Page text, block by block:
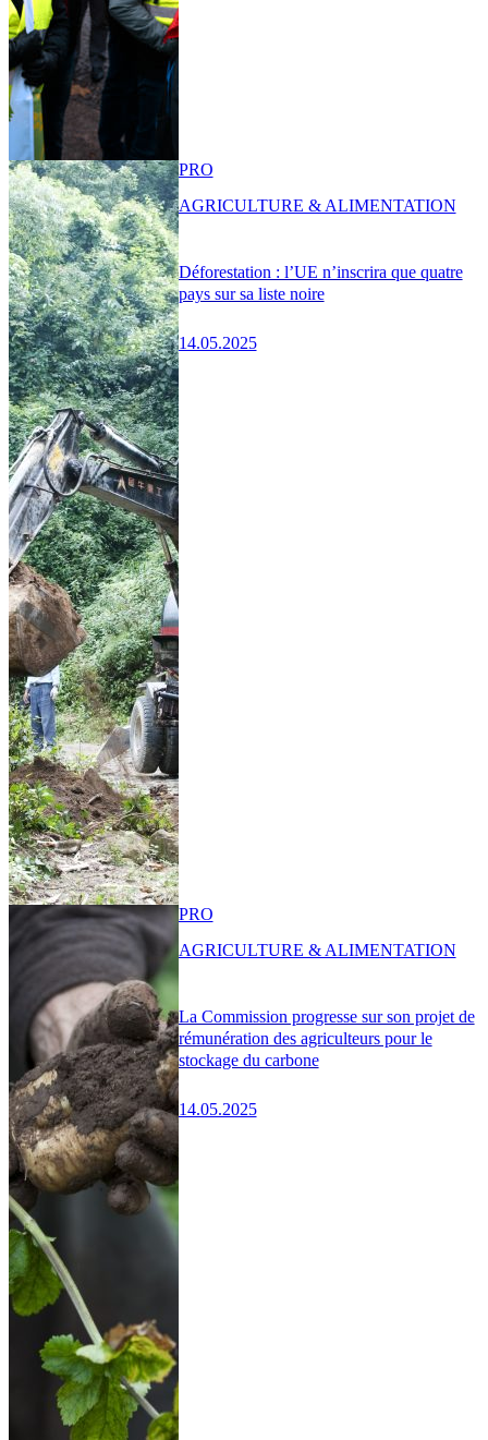
Déforestation : l’UE n’inscrira que quatre
pays sur sa liste noire
14.05.2025
PRO
AGRICULTURE & ALIMENTATION
La Commission progresse sur son projet de
rémunération des agriculteurs pour le
stockage du carbone
14.05.2025
PRO
AGRICULTURE & ALIMENTATION